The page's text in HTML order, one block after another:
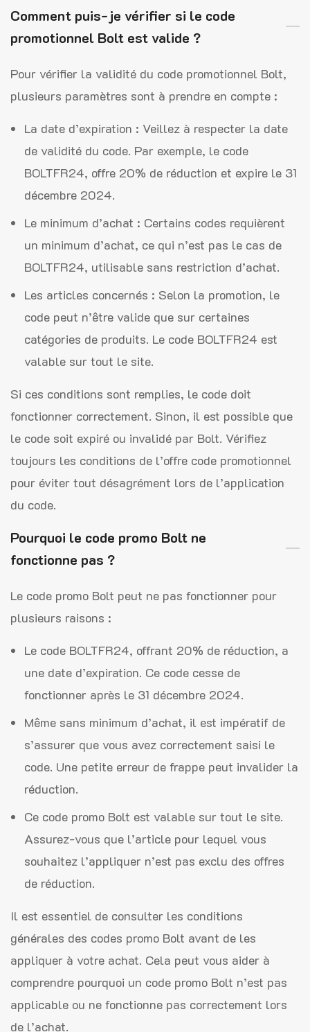
Comment puis-je vérifier si le code
promotionnel Bolt est valide ?
Pour vérifier la validité du code promotionnel Bolt,
plusieurs paramètres sont à prendre en compte :
La date d’expiration : Veillez à respecter la date
de validité du code. Par exemple, le code
BOLTFR24, offre 20% de réduction et expire le 31
décembre 2024.
Le minimum d’achat : Certains codes requièrent
un minimum d’achat, ce qui n’est pas le cas de
BOLTFR24, utilisable sans restriction d’achat.
Les articles concernés : Selon la promotion, le
code peut n’être valide que sur certaines
catégories de produits. Le code BOLTFR24 est
valable sur tout le site.
Si ces conditions sont remplies, le code doit
fonctionner correctement. Sinon, il est possible que
le code soit expiré ou invalidé par Bolt. Vérifiez
toujours les conditions de l’offre code promotionnel
pour éviter tout désagrément lors de l’application
du code.
Pourquoi le code promo Bolt ne
fonctionne pas ?
Le code promo Bolt peut ne pas fonctionner pour
plusieurs raisons :
Le code BOLTFR24, offrant 20% de réduction, a
une date d’expiration. Ce code cesse de
fonctionner après le 31 décembre 2024.
Même sans minimum d’achat, il est impératif de
s’assurer que vous avez correctement saisi le
code. Une petite erreur de frappe peut invalider la
réduction.
Ce code promo Bolt est valable sur tout le site.
Assurez-vous que l’article pour lequel vous
souhaitez l’appliquer n’est pas exclu des offres
de réduction.
Il est essentiel de consulter les conditions
générales des codes promo Bolt avant de les
appliquer à votre achat. Cela peut vous aider à
comprendre pourquoi un code promo Bolt n’est pas
applicable ou ne fonctionne pas correctement lors
de l’achat.